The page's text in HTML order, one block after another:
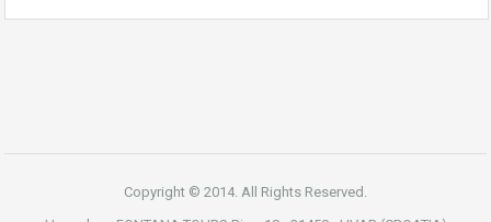
Copyright © 2014. All Rights Reserved.